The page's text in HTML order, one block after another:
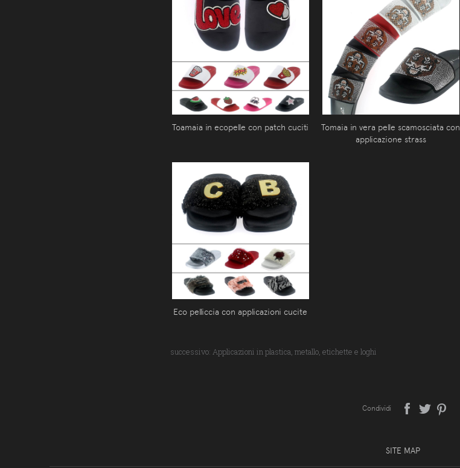
Toamaia in ecopelle con patch cuciti
Tomaia in vera pelle scamosciata con
applicazione strass
Eco pelliccia con applicazioni cucite
successivo: Applicazioni in plastica, metallo, etichette e loghi
Condividi
SITE MAP